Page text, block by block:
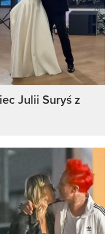
Julii Suryś z